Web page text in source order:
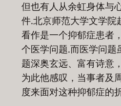
但也有人从余虹身体与
件.北京师范大学文学院
看作是一个抑郁症患者
个医学问题.而医学问
题深奥玄远、富有诗意
为此他感叹，当事者及
度来面对这种抑郁症的折